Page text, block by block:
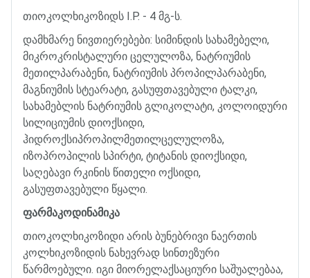
თიოკოლხიკოზიდს I.P. - 4 მგ-ს.
დამხმარე ნივთიერებები: სიმინდის სახამებელი,
მიკროკრისტალური ცელულოზა, ნატრიუმის
მეთილპარაბენი, ნატრიუმის პროპილპარაბენი,
მაგნიუმის სტეარატი, გასუფთავებული ტალკი,
სახამებლის ნატრიუმის გლიკოლატი, კოლოიდური
სილიციუმის დიოქსიდი,
ჰიდროქსიპროპილმეთილცელულოზა,
იზოპროპილის სპირტი, ტიტანის დიოქსიდი,
საღებავი რკინის წითელი ოქსიდი,
გასუფთავებული წყალი.
ფარმაკოდინამიკა
თიოკოლხიკოზიდი არის ბუნებრივი ნაერთის
კოლხიკოზიდის ნახევრად სინთეზური
წარმოებული. იგი მიორელაქსაციური საშუალებაა,